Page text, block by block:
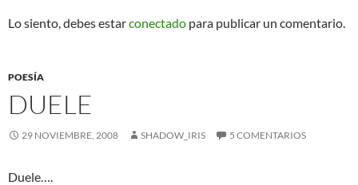
Lo siento, debes estarconectado para publicar un comentario.
POESÍA
DUELE
29 NOVIEMBRE, 2008 SHADOW_IRIS 5 COMENTARIOS
Duele….